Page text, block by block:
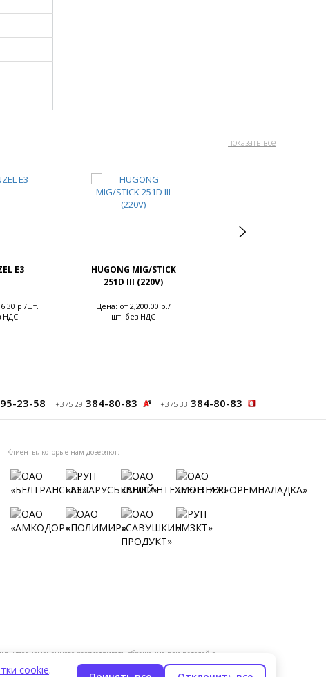
показать все
E3
р./шт.
НДС
HUGONG MIG/STICK
251D III (220V)
Цена: от 2,200.00 р./
шт. без НДС
23-58 +375 29 384-80-83 +375 33 384-80-83
Клиенты, которые нам доверяют:
уполномоченного рассматривать обращения покупателей о
законодательством о защите прав потребителей: +375 17 375-46-46,
cookie.